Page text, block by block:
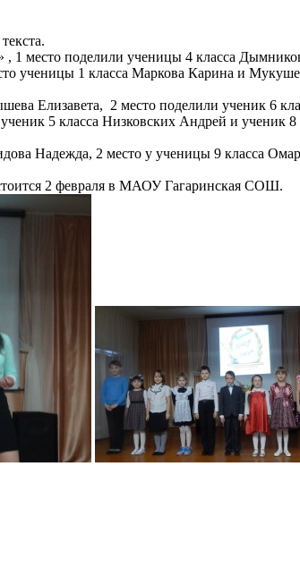
1 место поделили ученицы 4 класса
ученицы 1 класса Маркова Карина и
Елизавета, 2 место поделили ученик 6
5 класса Низковских Андрей и ученик 8
Надежда, 2 место у ученицы 9 класса
2 февраля в МАОУ Гагаринская СОШ.